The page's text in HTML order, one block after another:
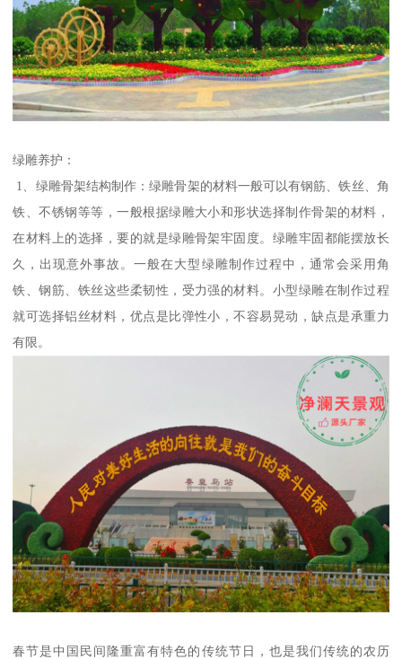
绿雕养护：
1、绿雕骨架结构制作：绿雕骨架的材料一般可以有钢筋、铁丝、角
铁、不锈钢等等，一般根据绿雕大小和形状选择制作骨架的材料，
在材料上的选择，要的就是绿雕骨架牢固度。绿雕牢固都能摆放长
久，出现意外事故。一般在大型绿雕制作过程中，通常会采用角
铁、钢筋、铁丝这些柔韧性，受力强的材料。小型绿雕在制作过程
就可选择铝丝材料，优点是比弹性小，不容易晃动，缺点是承重力
有限。
春节是中国民间隆重富有特色的传统节日，也是我们传统的农历